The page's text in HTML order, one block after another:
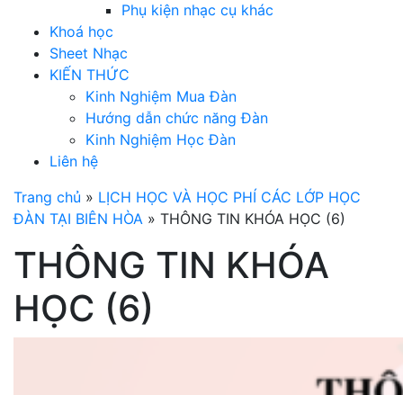
Phụ kiện nhạc cụ khác
Khoá học
Sheet Nhạc
KIẾN THỨC
Kinh Nghiệm Mua Đàn
Hướng dẫn chức năng Đàn
Kinh Nghiệm Học Đàn
Liên hệ
Trang chủ » LỊCH HỌC VÀ HỌC PHÍ CÁC LỚP HỌC
ĐÀN TẠI BIÊN HÒA » THÔNG TIN KHÓA HỌC (6)
THÔNG TIN KHÓA
HỌC (6)